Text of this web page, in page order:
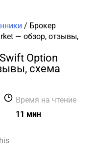
/ Брокер
— обзор, отзывы,
Option
схема
Время на чтение
11 мин